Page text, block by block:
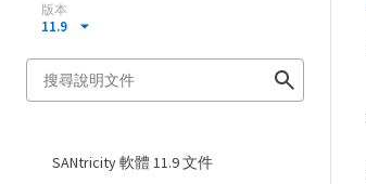
版本
11.9
SANtricity 軟體 11.9 文件